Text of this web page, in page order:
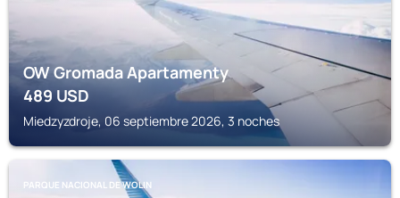
OW Gromada Apartamenty
489USD
Miedzyzdroje, 06 septiembre 2026, 3 noches
PARQUE NACIONAL DE WOLIN